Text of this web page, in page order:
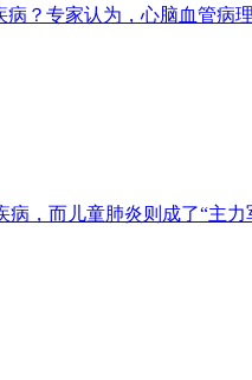
专家认为，心脑血管病
，而儿童肺炎则成了“主